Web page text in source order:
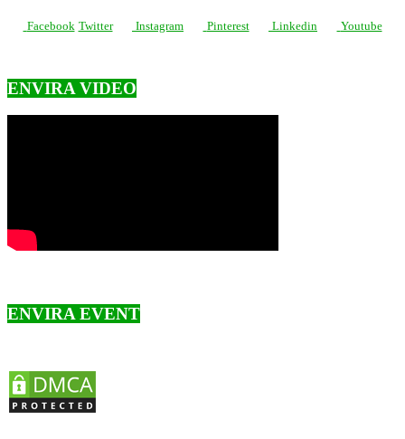
Facebook Twitter Instagram Pinterest Linkedin Youtube
ENVIRA VIDEO
ENVIRA EVENT